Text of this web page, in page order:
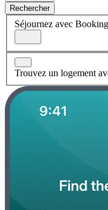
Rechercher
Séjournez avec
Trouvez un logement